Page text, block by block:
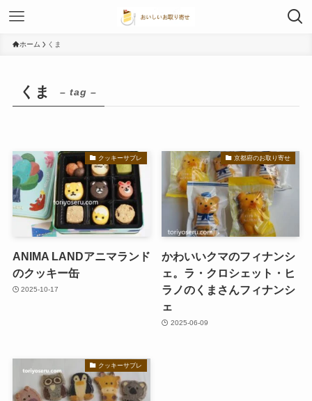
ホーム くま
くま – tag –
クッキーサブレ
ANIMA LANDアニマランド
のクッキー缶
2025-10-17
京都府のお取り寄せ
かわいいクマのフィナンシ
ェ。ラ・クロシェット・ヒ
ラノのくまさんフィナンシ
ェ
2025-06-09
クッキーサブレ